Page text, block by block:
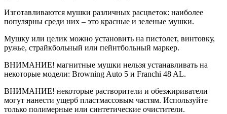
Изготавливаются мушки различных расцветок: наиболее
популярны среди них – это красные и зеленые мушки.
Мушку или целик можно установить на пистолет, винтовку,
ружье, страйкбольный или пейнтбольный маркер.
ВНИМАНИЕ! магнитные мушки нельзя устанавливать на
некоторые модели: Browning Auto 5 и Franchi 48 AL.
ВНИМАНИЕ! некоторые растворители и обезжириватели
могут нанести ущерб пластмассовым частям. Используйте
только полимерные или синтетические очистители.